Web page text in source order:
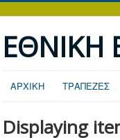
ΕΘΝΙΚΗ
ΑΡΧΙΚΗ ΤΡΑΠΕΖΕΣ
Displaying